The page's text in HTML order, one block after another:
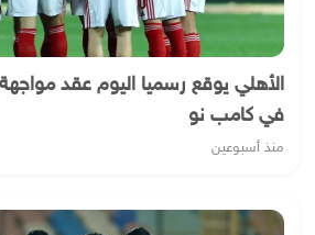
الأهلي يوقع رسميا اليوم عقد
في كامب نو
منذ أسبوعين